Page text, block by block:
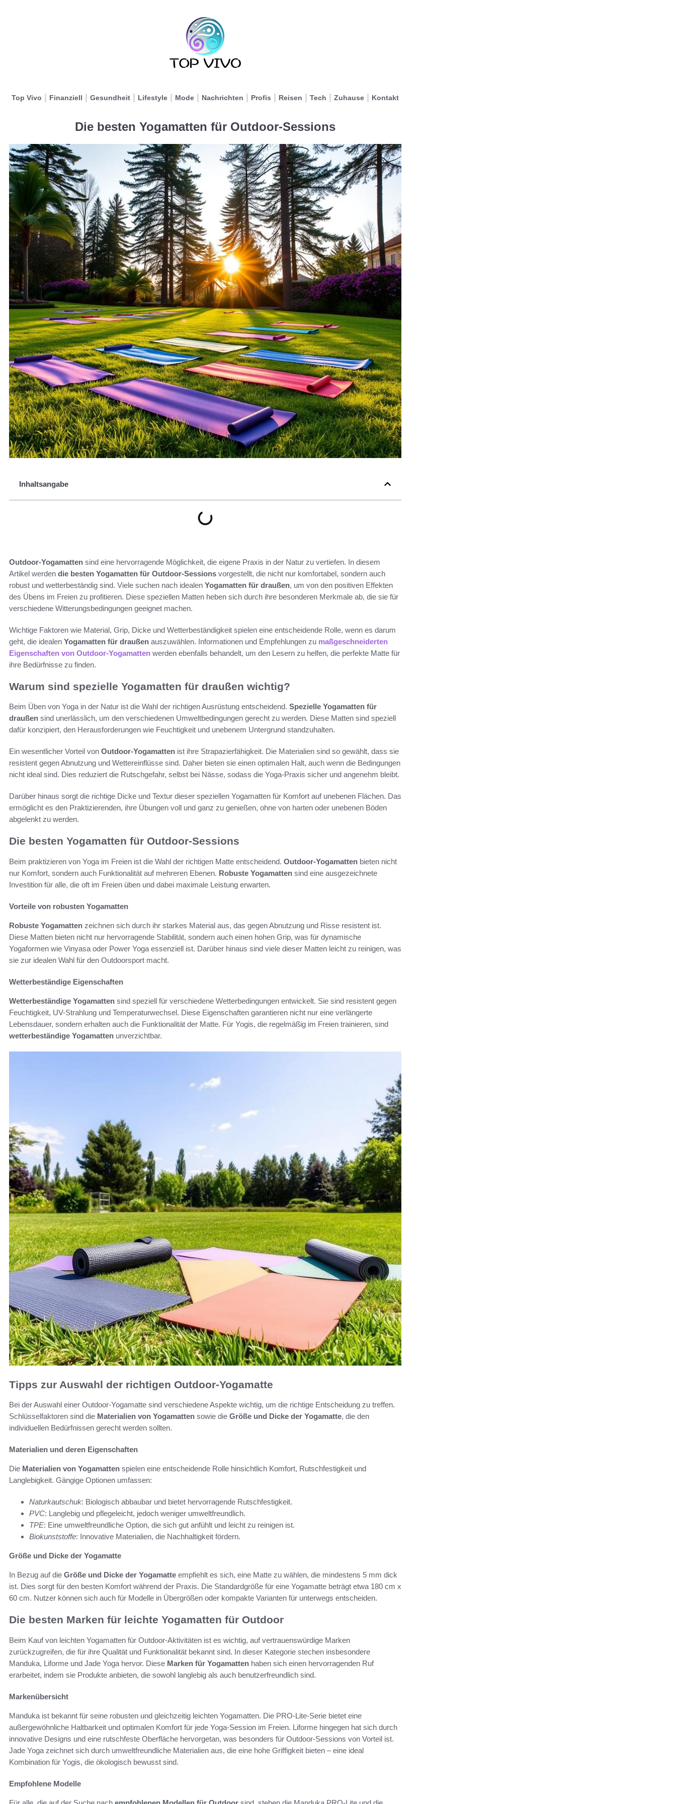
Top Vivo Finanziell Gesundheit Lifestyle Mode Nachrichten Profis Reisen Tech Zuhause Kontakt
Die besten Yogamatten für Outdoor-Sessions
Inhaltsangabe
Outdoor-Yogamatten sind eine hervorragende Möglichkeit, die eigene Praxis in der Natur zu vertiefen. In diesem
Artikel werden die besten Yogamatten für Outdoor-Sessions vorgestellt, die nicht nur komfortabel, sondern auch
robust und wetterbeständig sind. Viele suchen nach idealen Yogamatten für draußen, um von den positiven Effekten
des Übens im Freien zu profitieren. Diese speziellen Matten heben sich durch ihre besonderen Merkmale ab, die sie für
verschiedene Witterungsbedingungen geeignet machen.
Wichtige Faktoren wie Material, Grip, Dicke und Wetterbeständigkeit spielen eine entscheidende Rolle, wenn es darum
geht, die idealen Yogamatten für draußen auszuwählen. Informationen und Empfehlungen zu maßgeschneiderten
Eigenschaften von Outdoor-Yogamatten werden ebenfalls behandelt, um den Lesern zu helfen, die perfekte Matte für
ihre Bedürfnisse zu finden.
Warum sind spezielle Yogamatten für draußen wichtig?
Beim Üben von Yoga in der Natur ist die Wahl der richtigen Ausrüstung entscheidend. Spezielle Yogamatten für
draußen sind unerlässlich, um den verschiedenen Umweltbedingungen gerecht zu werden. Diese Matten sind speziell
dafür konzipiert, den Herausforderungen wie Feuchtigkeit und unebenem Untergrund standzuhalten.
Ein wesentlicher Vorteil von Outdoor-Yogamatten ist ihre Strapazierfähigkeit. Die Materialien sind so gewählt, dass sie
resistent gegen Abnutzung und Wettereinflüsse sind. Daher bieten sie einen optimalen Halt, auch wenn die Bedingungen
nicht ideal sind. Dies reduziert die Rutschgefahr, selbst bei Nässe, sodass die Yoga-Praxis sicher und angenehm bleibt.
Darüber hinaus sorgt die richtige Dicke und Textur dieser speziellen Yogamatten für Komfort auf unebenen Flächen. Das
ermöglicht es den Praktizierenden, ihre Übungen voll und ganz zu genießen, ohne von harten oder unebenen Böden
abgelenkt zu werden.
Die besten Yogamatten für Outdoor-Sessions
Beim praktizieren von Yoga im Freien ist die Wahl der richtigen Matte entscheidend. Outdoor-Yogamatten bieten nicht
nur Komfort, sondern auch Funktionalität auf mehreren Ebenen. Robuste Yogamatten sind eine ausgezeichnete
Investition für alle, die oft im Freien üben und dabei maximale Leistung erwarten.
Vorteile von robusten Yogamatten
Robuste Yogamatten zeichnen sich durch ihr starkes Material aus, das gegen Abnutzung und Risse resistent ist.
Diese Matten bieten nicht nur hervorragende Stabilität, sondern auch einen hohen Grip, was für dynamische
Yogaformen wie Vinyasa oder Power Yoga essenziell ist. Darüber hinaus sind viele dieser Matten leicht zu reinigen, was
sie zur idealen Wahl für den Outdoorsport macht.
Wetterbeständige Eigenschaften
Wetterbeständige Yogamatten sind speziell für verschiedene Wetterbedingungen entwickelt. Sie sind resistent gegen
Feuchtigkeit, UV-Strahlung und Temperaturwechsel. Diese Eigenschaften garantieren nicht nur eine verlängerte
Lebensdauer, sondern erhalten auch die Funktionalität der Matte. Für Yogis, die regelmäßig im Freien trainieren, sind
wetterbeständige Yogamatten unverzichtbar.
Tipps zur Auswahl der richtigen Outdoor-Yogamatte
Bei der Auswahl einer Outdoor-Yogamatte sind verschiedene Aspekte wichtig, um die richtige Entscheidung zu treffen.
Schlüsselfaktoren sind die Materialien von Yogamatten sowie die Größe und Dicke der Yogamatte, die den
individuellen Bedürfnissen gerecht werden sollten.
Materialien und deren Eigenschaften
Die Materialien von Yogamatten spielen eine entscheidende Rolle hinsichtlich Komfort, Rutschfestigkeit und
Langlebigkeit. Gängige Optionen umfassen:
Naturkautschuk: Biologisch abbaubar und bietet hervorragende Rutschfestigkeit.
PVC: Langlebig und pflegeleicht, jedoch weniger umweltfreundlich.
TPE: Eine umweltfreundliche Option, die sich gut anfühlt und leicht zu reinigen ist.
Biokunststoffe: Innovative Materialien, die Nachhaltigkeit fördern.
Größe und Dicke der Yogamatte
In Bezug auf die Größe und Dicke der Yogamatte empfiehlt es sich, eine Matte zu wählen, die mindestens 5 mm dick
ist. Dies sorgt für den besten Komfort während der Praxis. Die Standardgröße für eine Yogamatte beträgt etwa 180 cm x
60 cm. Nutzer können sich auch für Modelle in Übergrößen oder kompakte Varianten für unterwegs entscheiden.
Die besten Marken für leichte Yogamatten für Outdoor
Beim Kauf von leichten Yogamatten für Outdoor-Aktivitäten ist es wichtig, auf vertrauenswürdige Marken
zurückzugreifen, die für ihre Qualität und Funktionalität bekannt sind. In dieser Kategorie stechen insbesondere
Manduka, Liforme und Jade Yoga hervor. Diese Marken für Yogamatten haben sich einen hervorragenden Ruf
erarbeitet, indem sie Produkte anbieten, die sowohl langlebig als auch benutzerfreundlich sind.
Markenübersicht
Manduka ist bekannt für seine robusten und gleichzeitig leichten Yogamatten. Die PRO-Lite-Serie bietet eine
außergewöhnliche Haltbarkeit und optimalen Komfort für jede Yoga-Session im Freien. Liforme hingegen hat sich durch
innovative Designs und eine rutschfeste Oberfläche hervorgetan, was besonders für Outdoor-Sessions von Vorteil ist.
Jade Yoga zeichnet sich durch umweltfreundliche Materialien aus, die eine hohe Griffigkeit bieten – eine ideal
Kombination für Yogis, die ökologisch bewusst sind.
Empfohlene Modelle